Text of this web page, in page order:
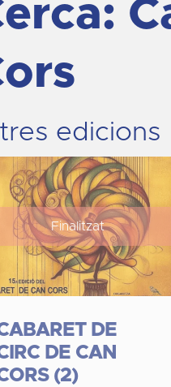
edicions
Finalitzat
DE
DE CAN
(2)